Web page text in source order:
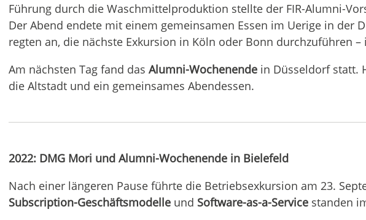
Führung durch die Waschmittelproduktion stellte der FIR-Alumni-
Der Abend endete mit einem gemeinsamen Essen im Uerige in der
regten an, die nächste Exkursion in Köln oder Bonn durchzuführen
Am nächsten Tag fand das Alumni-Wochenendein Düsseldorf statt.
die Altstadt und ein gemeinsames Abendessen.
2022: DMG Mori und Alumni-Wochenende in Bielefeld
Nach einer längeren Pause führte die Betriebsexkursion am 23.
Subscription-Geschäftsmodelleund Software-as-a-Servicestanden